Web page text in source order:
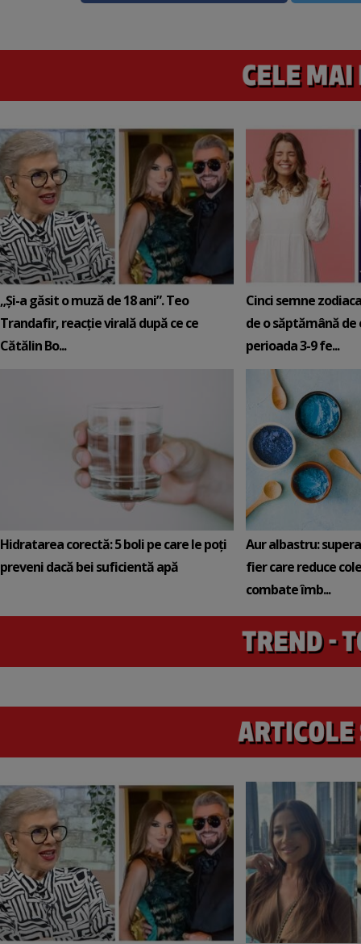
„Și-a găsit o muză de 18 ani”. Teo
Trandafir, reacție virală după ce ce
Cătălin Bo...
Cinci semne
de o săptămână de
perioada 3-9 fe...
Hidratarea corectă: 5 boli pe care le poți
preveni dacă bei suficientă apă
Aur albastru:
fier care reduce
combate îmb...